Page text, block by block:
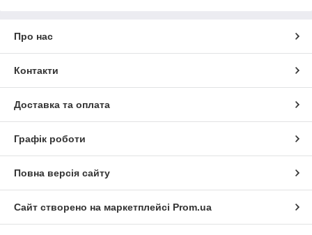
Про нас
Контакти
Доставка та оплата
Графік роботи
Повна версія сайту
Сайт створено на маркетплейсі Prom.ua